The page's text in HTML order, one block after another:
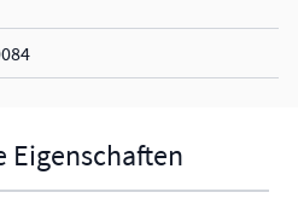
Eigenschaften